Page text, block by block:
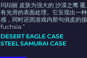
玛珀丽 皮肤为强大的 沙漠之鹰
有光滑的表面处理。它呈现出一
感，同时还因游戏内那句俏皮的
fuchsia.”
DESERT EAGLE CASE
STEEL SAMURAI CASE